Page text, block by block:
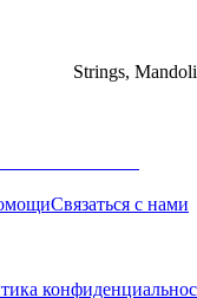
Strings,
Связаться с нами